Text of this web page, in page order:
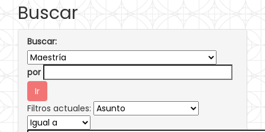
Buscar
Buscar:
por
Filtros actuales: